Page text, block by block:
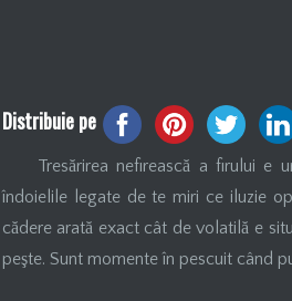
Distribuie pe
Tresărirea nefirească a firului e
îndoielile legate de te miri ce iluzie
cădere arată exact cât de volatilă e
peşte. Sunt momente în pescuit când